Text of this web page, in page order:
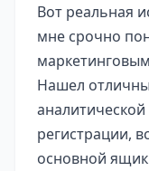
Вот реальная
мне срочно
Нашел
регистрации,
основной